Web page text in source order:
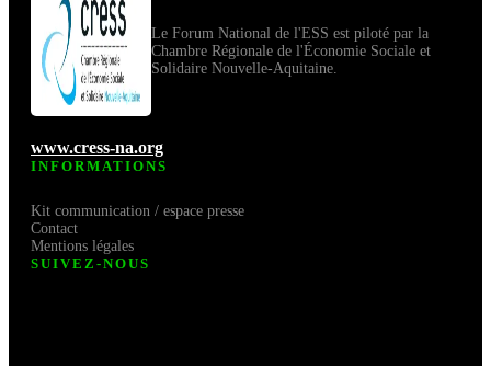
Le Forum National de l'ESS est piloté par la
Chambre Régionale de l'Économie Sociale et
Solidaire Nouvelle-Aquitaine.
www.cress-na.org
INFORMATIONS
Kit communication / espace presse
Contact
Mentions légales
SUIVEZ-NOUS